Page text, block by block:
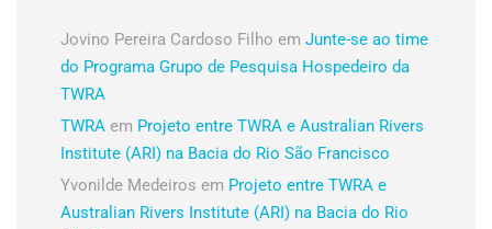
Jovino Pereira Cardoso Filho em Junte-se ao time
do Programa Grupo de Pesquisa Hospedeiro da
TWRA
TWRA em Projeto entre TWRA e Australian Rivers
Institute (ARI) na Bacia do Rio São Francisco
Yvonilde Medeiros em Projeto entre TWRA e
Australian Rivers Institute (ARI) na Bacia do Rio